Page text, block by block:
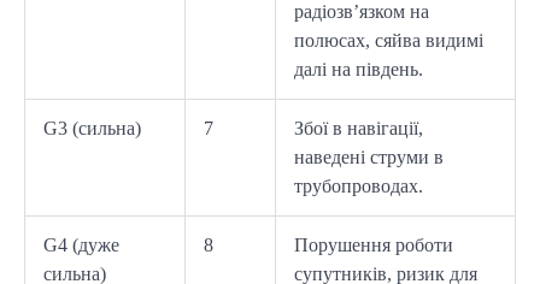
радіозв’язком на
полюсах, сяйва видимі
далі на південь.
G3 (сильна) 7
Збої в навігації,
наведені струми в
трубопроводах.
G4 (дуже
сильна)
8
Порушення роботи
супутників, ризик для